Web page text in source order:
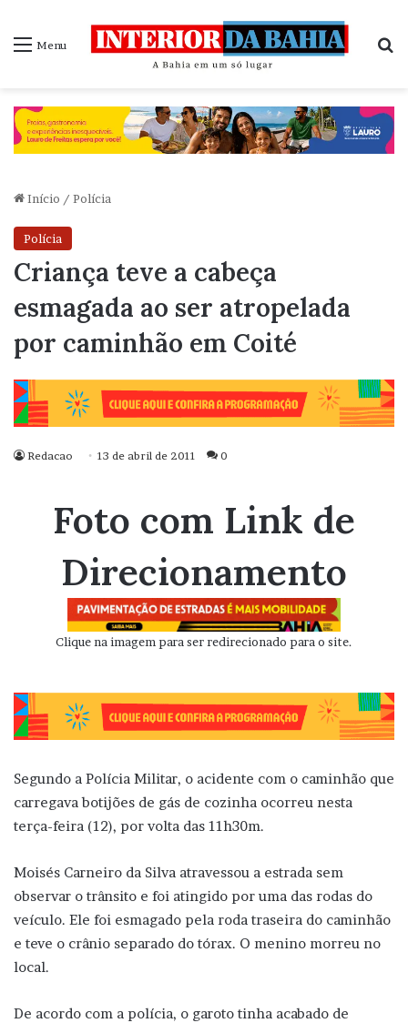
Menu
Início / Polícia
Polícia
Criança teve a cabeça
esmagada ao ser atropelada
por caminhão em Coité
Redacao 13 de abril de 2011 0
Foto com Link de
Direcionamento
Clique na imagem para ser redirecionado para o site.
Segundo a Polícia Militar, o acidente com o caminhão que
carregava botijões de gás de cozinha ocorreu nesta
terça-feira (12), por volta das 11h30m.
Moisés Carneiro da Silva atravessou a estrada sem
observar o trânsito e foi atingido por uma das rodas do
veículo. Ele foi esmagado pela roda traseira do caminhão
e teve o crânio separado do tórax. O menino morreu no
local.
De acordo com a polícia, o garoto tinha acabado de